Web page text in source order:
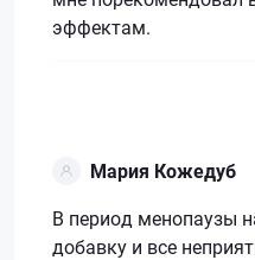
эффектам.
Мария Кожедуб
В период менопаузы
добавку и все